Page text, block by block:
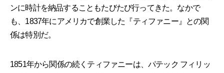
ンに時計を納品することもたびたび行ってきた。なかで
も、1837年にアメリカで創業した『ティファニー』との関
係は特別だ。
1851年から関係の続くティファニーは、パテック フィリッ